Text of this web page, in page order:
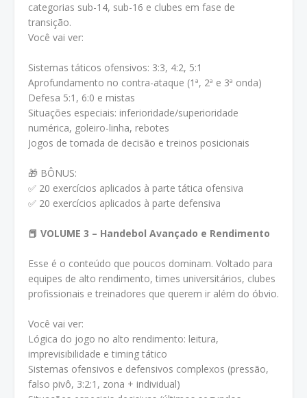
categorias sub-14, sub-16 e clubes em fase de
transição.
Você vai ver:
Sistemas táticos ofensivos: 3:3, 4:2, 5:1
Aprofundamento no contra-ataque (1ª, 2ª e 3ª onda)
Defesa 5:1, 6:0 e mistas
Situações especiais: inferioridade/superioridade
numérica, goleiro-linha, rebotes
Jogos de tomada de decisão e treinos posicionais
🎁 BÔNUS:
✅ 20 exercícios aplicados à parte tática ofensiva
✅ 20 exercícios aplicados à parte defensiva
📕 VOLUME 3 – Handebol Avançado e Rendimento
Esse é o conteúdo que poucos dominam. Voltado para
equipes de alto rendimento, times universitários, clubes
profissionais e treinadores que querem ir além do óbvio.
Você vai ver:
Lógica do jogo no alto rendimento: leitura,
imprevisibilidade e timing tático
Sistemas ofensivos e defensivos complexos (pressão,
falso pivô, 3:2:1, zona + individual)